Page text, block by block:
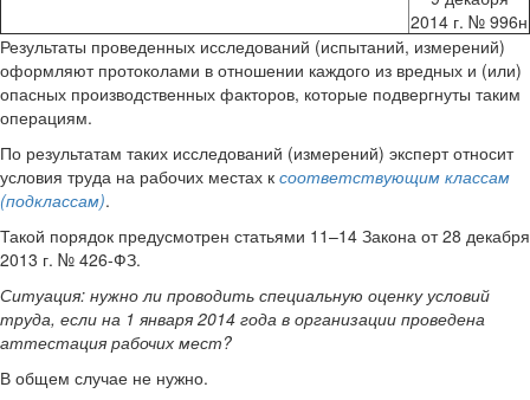
2014 г. № 996н
Результаты проведенных исследований (испытаний, измерений)
оформляют протоколами в отношении каждого из вредных и (или)
опасных производственных факторов, которые подвергнуты таким
операциям.
По результатам таких исследований (измерений) эксперт относит
условия труда на рабочих местах к соответствующим классам
(подклассам).
Такой порядок предусмотрен статьями 11–14 Закона от 28 декабря
2013 г. № 426-ФЗ.
Ситуация: нужно ли проводить специальную оценку условий
труда, если на 1 января 2014 года в организации проведена
аттестация рабочих мест?
В общем случае не нужно.